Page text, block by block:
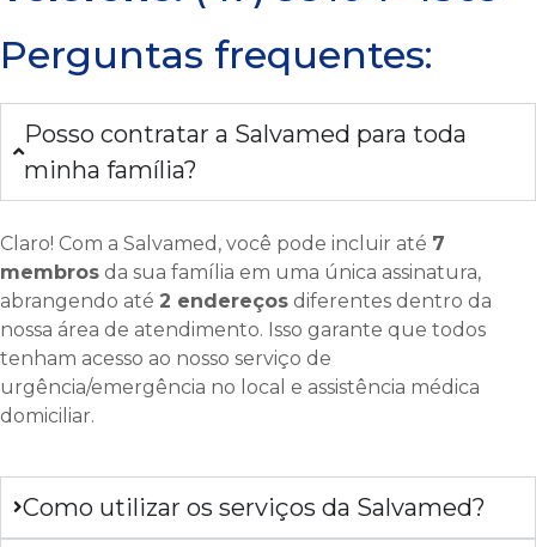
Perguntas frequentes:
Posso contratar a Salvamed para toda
minha família?
Claro! Com a Salvamed, você pode incluir até 7
membros da sua família em uma única assinatura,
abrangendo até 2 endereços diferentes dentro da
nossa área de atendimento. Isso garante que todos
tenham acesso ao nosso serviço de
urgência/emergência no local e assistência médica
domiciliar.
Como utilizar os serviços da Salvamed?